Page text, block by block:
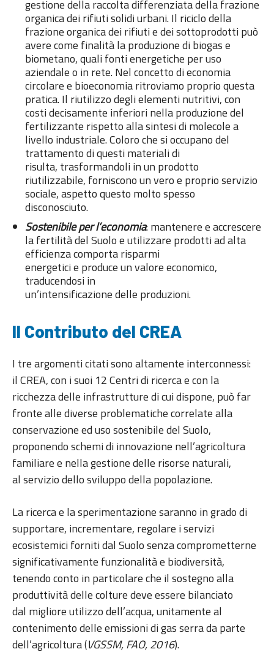
gestione della raccolta differenziata della frazione
organica dei rifiuti solidi urbani. Il riciclo della
frazione organica dei rifiuti e dei sottoprodotti può
avere come finalità la produzione di biogas e
biometano, quali fonti energetiche per uso
aziendale o in rete. Nel concetto di economia
circolare e bioeconomia ritroviamo proprio questa
pratica. Il riutilizzo degli elementi nutritivi, con
costi decisamente inferiori nella produzione del
fertilizzante rispetto alla sintesi di molecole a
livello industriale. Coloro che si occupano del
trattamento di questi materiali di
risulta, trasformandoli in un prodotto
riutilizzabile, forniscono un vero e proprio servizio
sociale, aspetto questo molto spesso
disconosciuto.
Sostenibile per l’economia: manteneree accrescere
la fertilità del Suolo e utilizzare prodotti ad alta
efficienza comporta risparmi
energetici e produce un valore economico,
traducendosi in
un’intensificazione delle produzioni.
Il Contributo del CREA
I tre argomenti citati sono altamente interconnessi:
il CREA, con i suoi 12 Centri di ricerca e con la
ricchezza delle infrastrutture di cui dispone, può far
fronte alle diverse problematiche correlate alla
conservazione ed uso sostenibile del Suolo,
proponendo schemi di innovazione nell’agricoltura
familiare e nella gestione delle risorse naturali,
al servizio dello sviluppo della popolazione.
La ricerca e la sperimentazione saranno in grado di
supportare, incrementare, regolare i servizi
ecosistemici forniti dal Suolo senza comprometterne
significativamente funzionalità e biodiversità,
tenendo conto in particolare che il sostegno alla
produttività delle colture deve essere bilanciato
dal migliore utilizzo dell’acqua, unitamente al
contenimento delle emissioni di gas serra da parte
dell’agricoltura (VGSSM, FAO, 2016).